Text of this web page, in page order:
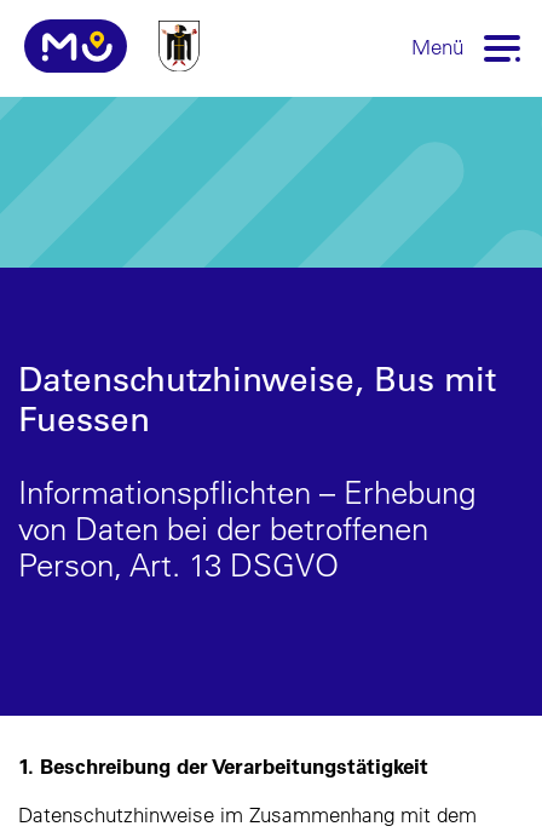
Menü
Datenschutzhinweise, Bus mit
Fuessen
Informationspflichten – Erhebung
von Daten bei der betroffenen
Person, Art. 13 DSGVO
1. Beschreibung der Verarbeitungstätigkeit
Datenschutzhinweise im Zusammenhang mit dem